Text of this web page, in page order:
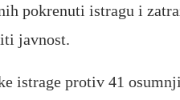
pokrenuti istragu i
javnost.
istrage protiv 41